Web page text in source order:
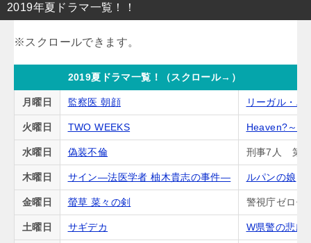
2019年夏ドラマ一覧！！
2019夏ドラマ一覧！（スクロール→）
月曜日 監察医 朝顔 リーガル・ハ
火曜日 TWO WEEKS Heaven?～ご
水曜日 偽装不倫 刑事7人 第5
木曜日 サイン―法医学者 柚木貴志の事件― ルパンの娘
金曜日 螢草 菜々の剣 警視庁ゼロ係
土曜日 サギデカ W県警の悲劇